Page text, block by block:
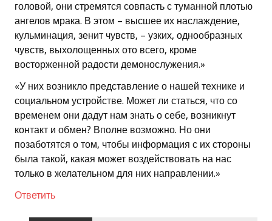
головой, они стремятся совпасть с туманной плотью
ангелов мрака. В этом – высшее их наслаждение,
кульминация, зенит чувств, – узких, однообразных
чувств, выхолощенных ото всего, кроме
восторженной радости демонослужения.»
«У них возникло представление о нашей технике и
социальном устройстве. Может ли статься, что со
временем они дадут нам знать о себе, возникнут
контакт и обмен? Вполне возможно. Но они
позаботятся о том, чтобы информация с их стороны
была такой, какая может воздействовать на нас
только в желательном для них направлении.»
Ответить